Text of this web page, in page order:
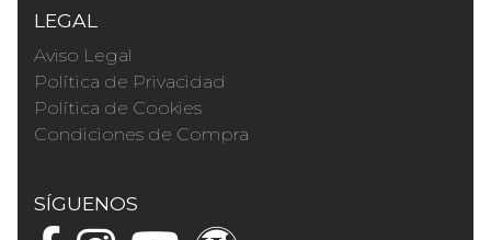
LEGAL
Aviso Legal
Política de Privacidad
Política de Cookies
Condiciones de Compra
SÍGUENOS